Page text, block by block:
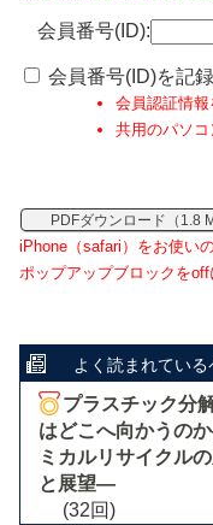
会員番号(ID):
会員番号(ID)を記
会員認証情
共用のパソコ
PDFダウンロード（1.8
iPhone（safari）をお使い
ポップアップブロックをoff
よく読まれている
プラスチック分
はどこへ向かうの
ミカルリサイクル
と展望―
(32回)